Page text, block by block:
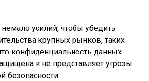
усилий, чтобы убедить
крупных рынков, таких
конфиденциальность данных
и не представляет угрозы
безопасности.